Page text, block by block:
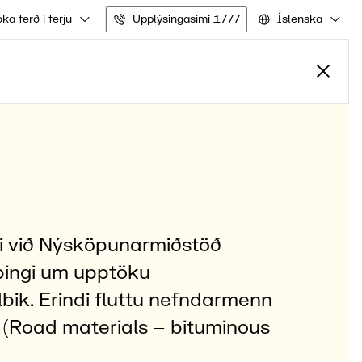
ferð í ferju Upplýsingasími 1777 Íslenska
Nýsköpunarmiðstöð
um upptöku
Erindi fluttu nefndarmenn
materials – bituminous